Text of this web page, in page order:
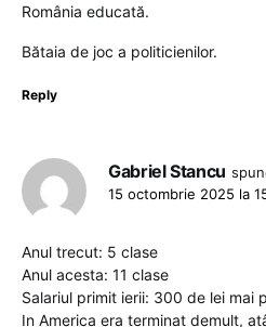
România educată.
Bătaia de joc a politicienilor.
Reply
Gabriel Stancu
15 octombrie 2025 la
Anul trecut: 5 clase
Anul acesta: 11 clase
Salariul primit ierii: 300 de lei mai
In America era terminat demult,